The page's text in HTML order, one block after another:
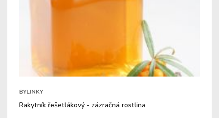
BYLINKY
Rakytník řešetlákový - zázračná rostlina